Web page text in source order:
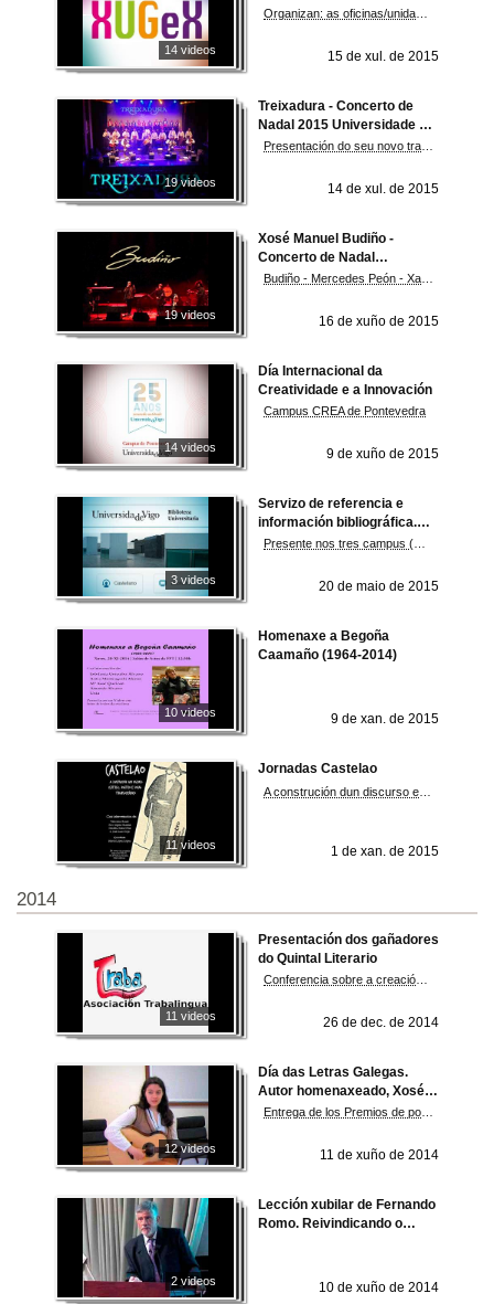
14 videos
Xénero
15 de xul. de 2015
19 videos
Treixadura - Concerto de
Nadal 2015 Universidade de
Vigo - 25 anos Universidade
14 de xul. de 2015
19 videos
Xosé Manuel Budiño -
Concerto de Nadal
Universidade de Vigo 2014
16 de xuño de 2015
14 videos
Día Internacional da
Creatividade e a Innovación
Campus CREA de Pontevedra
9 de xuño de 2015
3 videos
Servizo de referencia e
información bibliográfica.
Biblioteca da Universidade
20 de maio de 2015
10 videos
Homenaxe a Begoña
Caamaño (1964-2014)
9 de xan. de 2015
11 videos
Jornadas Castelao
1 de xan. de 2015
2014
11 videos
Presentación dos gañadores
do Quintal Literario
26 de dec. de 2014
12 videos
Día das Letras Galegas.
Autor homenaxeado, Xosé
María Díaz Castro
11 de xuño de 2014
2 videos
Lección xubilar de Fernando
Romo. Reivindicando o
10 de xuño de 2014